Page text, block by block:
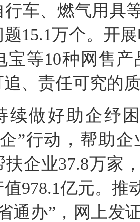
行车、燃气用具
15.1万个。开
宝等10种网售
、责任可究的
续做好助企纾
”行动，帮助
扶企业37.8万家
978.1亿元。推
通办”，网上发